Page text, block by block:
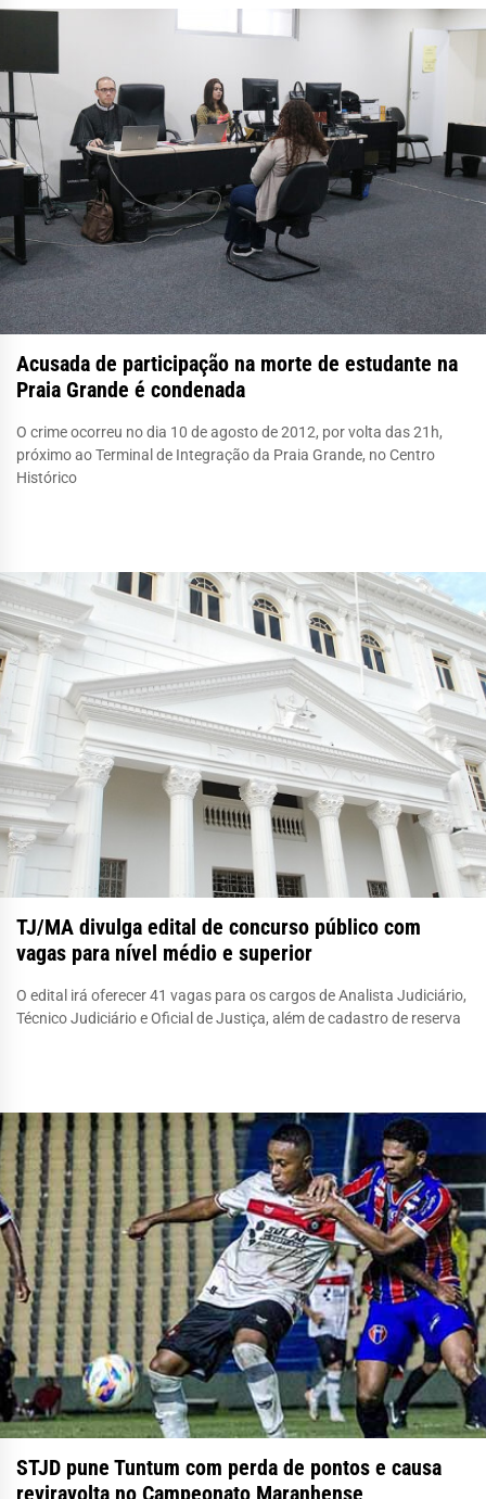
Acusada de participação na morte de estudante na
Praia Grande é condenada
O crime ocorreu no dia 10 de agosto de 2012, por volta das 21h,
próximo ao Terminal de Integração da Praia Grande, no Centro
Histórico
TJ/MA divulga edital de concurso público com
vagas para nível médio e superior
O edital irá oferecer 41 vagas para os cargos de Analista Judiciário,
Técnico Judiciário e Oficial de Justiça, além de cadastro de reserva
STJD pune Tuntum com perda de pontos e causa
reviravolta no Campeonato Maranhense